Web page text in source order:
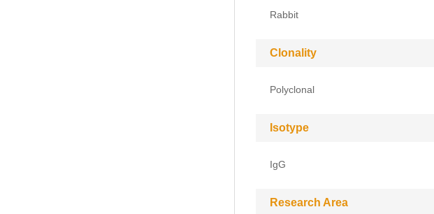
Rabbit
Clonality
Polyclonal
Isotype
IgG
Research Area